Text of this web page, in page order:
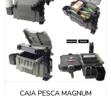
CAJA PESCA MAGNUM